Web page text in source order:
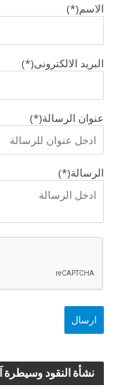
الاسم(*)
البريد الالكترونى(*)
عنوان الرسالة(*)
الرسالة(*)
نشأة النقود وسيطرة